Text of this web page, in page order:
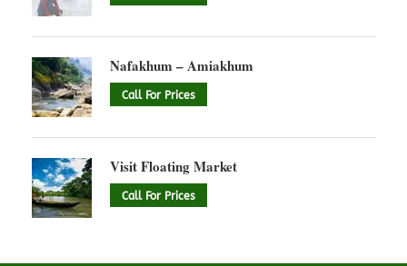
Nafakhum – Amiakhum
Call For Prices
Visit Floating Market
Call For Prices